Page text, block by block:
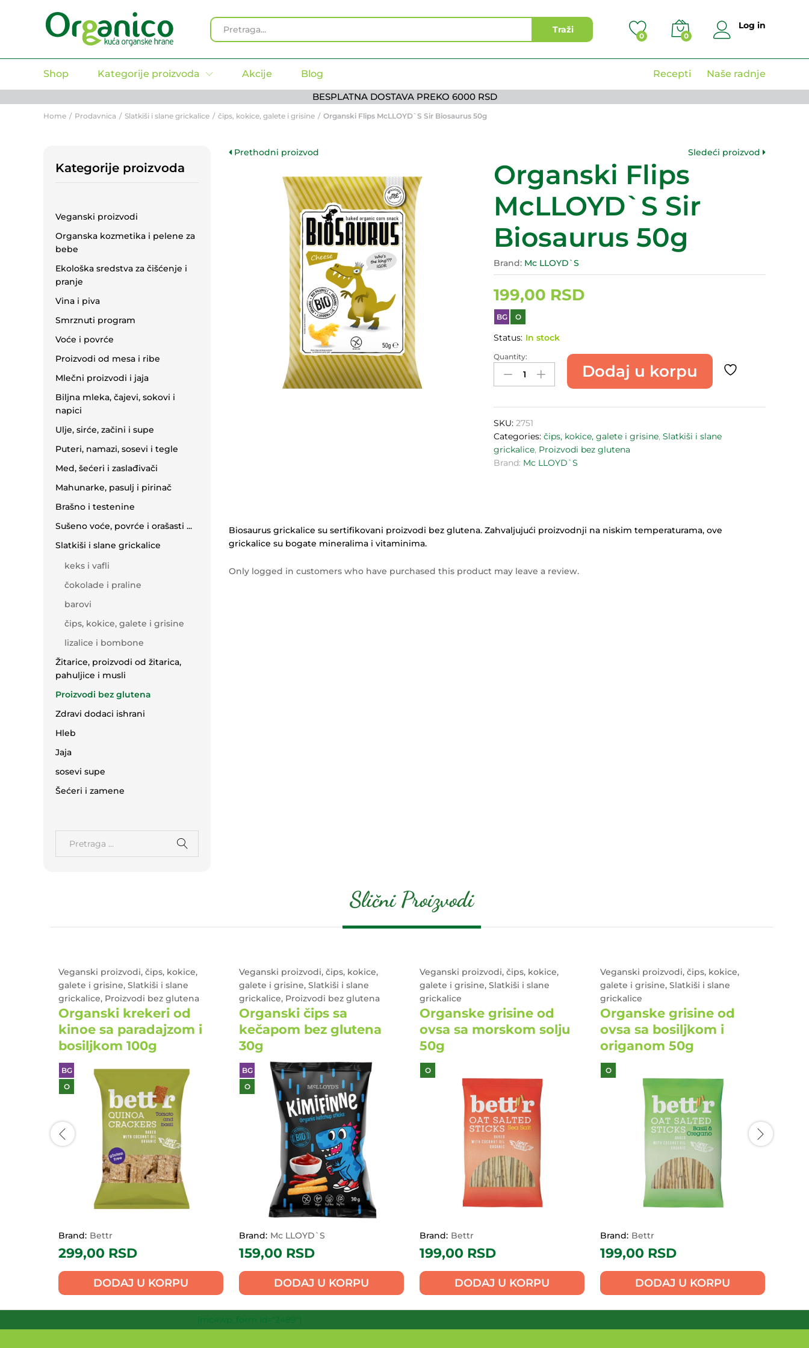
Traži
0 0
Log in
Shop Kategorije proizvoda Akcije Blog Recepti
Naše radnje
BESPLATNA DOSTAVA PREKO 6000 RSD
Home / Prodavnica / Slatkiši i slane grickalice / čips, kokice, galete i grisine / Organski Flips McLLOYD`S Sir Biosaurus 50g
Prethodni proizvod Sledeći proizvod
Organski Flips
McLLOYD`S Sir
Biosaurus 50g
Brand: Mc LLOYD`S
199,00 RSD
BG O
Status: In stock
Organski
Flips
McLLOYD`S
50g
quantity
Quantity:
Dodaj u korpu
SKU:2751
Categories:čips, kokice, galete i grisine,Slatkiši i slane
grickalice, Proizvodi bez glutena
Brand: Mc LLOYD`S
Biosaurus grickalice su sertifikovani proizvodi bez glutena. Zahvaljujući proizvodnji na niskim temperaturama, ove
grickalice su bogate mineralima i vitaminima.
Only logged in customers who have purchased this product may leave a review.
Kategorije proizvoda
Veganski proizvodi
Organska kozmetika i pelene za
bebe
Ekološka sredstva za čišćenje i
pranje
Vina i piva
Smrznuti program
Voće i povrće
Proizvodi od mesa i ribe
Mlečni proizvodi i jaja
Biljna mleka, čajevi, sokovi i
napici
Ulje, sirće, začini i supe
Puteri, namazi, sosevi i tegle
Med, šećeri i zaslađivači
Mahunarke, pasulj i pirinač
Brašno i testenine
Sušeno voće, povrće i orašasti ...
Slatkiši i slane grickalice
keks i vafli
čokolade i praline
barovi
čips, kokice, galete i grisine
lizalice i bombone
Žitarice, proizvodi od žitarica,
pahuljice i musli
Proizvodi bez glutena
Zdravi dodaci ishrani
Hleb
Jaja
sosevi supe
Šećeri i zamene
Slični Proizvodi
Veganski proizvodi, čips, kokice,
galete i grisine, Slatkiši i slane
grickalice, Proizvodi bez glutena
Organski krekeri od
kinoe sa paradajzom i
bosiljkom 100g
BG
O
Brand: Bettr
299,00 RSD
DODAJ U KORPU
Veganski proizvodi, čips, kokice,
galete i grisine, Slatkiši i slane
grickalice, Proizvodi bez glutena
Organski čips sa
kečapom bez glutena
30g
BG
O
Brand: Mc LLOYD`S
159,00 RSD
DODAJ U KORPU
Veganski proizvodi, čips, kokice,
galete i grisine, Slatkiši i slane
grickalice
Organske grisine od
ovsa sa morskom solju
50g
O
Brand: Bettr
199,00 RSD
DODAJ U KORPU
Veganski proizvodi, čips, kokice,
galete i grisine, Slatkiši i slane
grickalice
Organske grisine od
ovsa sa bosiljkom i
origanom 50g
O
Brand: Bettr
199,00 RSD
DODAJ U KORPU
[mc4wp_form id="2489"]
Opis Recenzije (0)